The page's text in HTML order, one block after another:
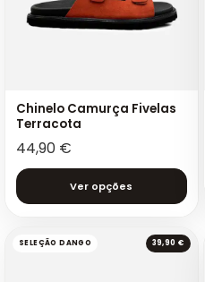
Chinelo Camurça Fivelas
Terracota
44,90 €
Ver opções
SELEÇÃO DANGO 39,90 €